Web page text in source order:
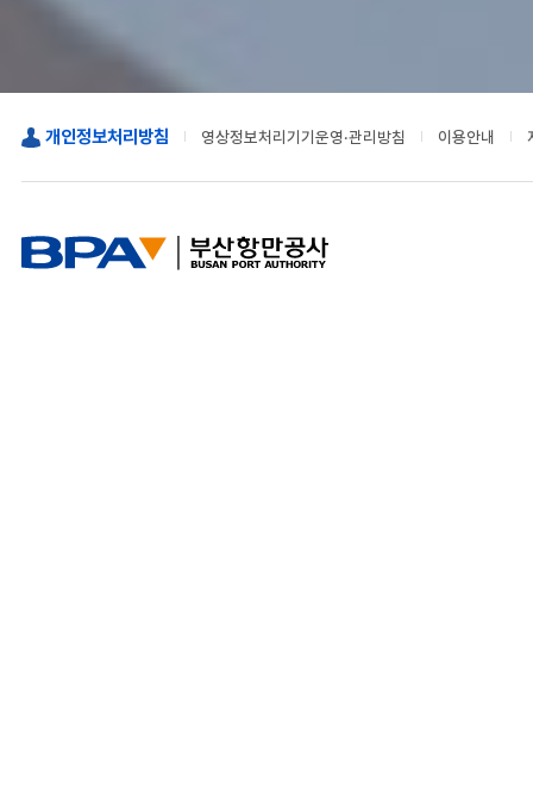
개인정보처리방침 영상정보처리기기운영·관리방침 이용안내